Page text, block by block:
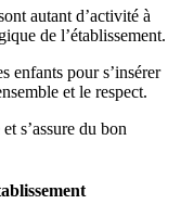
autant d’activité à
de l’établissement.
enfants pour s’insérer
et le respect.
s’assure du bon